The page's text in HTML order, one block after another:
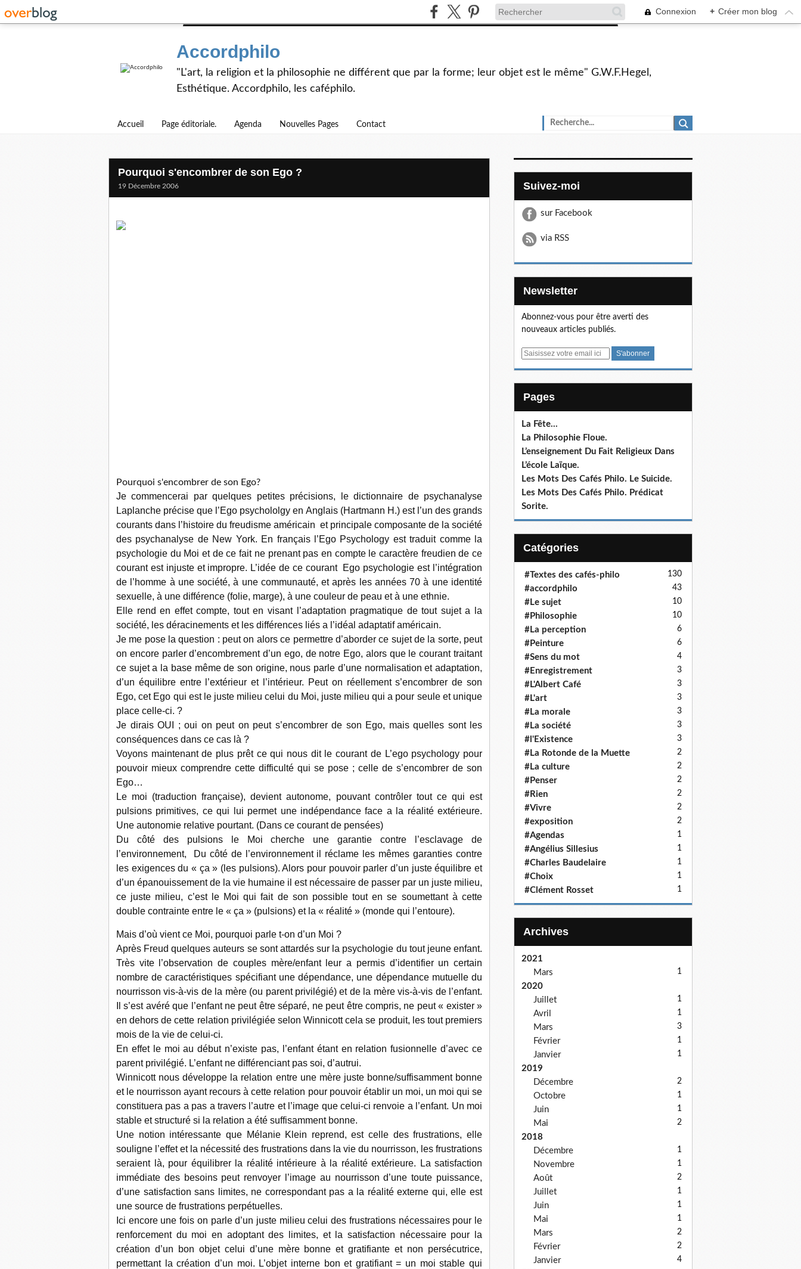
Connexion + Créer mon blog
Accordphilo
"L'art, la religion et la philosophie ne différent que par la forme; leur objet est le même" G.W.F.Hegel,
Esthétique. Accordphilo, les caféphilo.
Accueil Page éditoriale. Agenda Nouvelles Pages Contact
Pourquoi s'encombrer de son Ego ?
19 Décembre 2006
Pourquoi s'encombrer de son Ego?
Je commencerai par quelques petites précisions, le dictionnaire de psychanalyse
Laplanche précise que l’Ego psychololgy en Anglais (Hartmann H.) est l’un des grands
courants dans l’histoire du freudisme américain et principale composante de la société
des psychanalyse de New York. En français l’Ego Psychology est traduit comme la
psychologie du Moi et de ce fait ne prenant pas en compte le caractère freudien de ce
courant est injuste et impropre. L’idée de ce courant Ego psychologie est l’intégration
de l’homme à une société, à une communauté, et après les années 70 à une identité
sexuelle, à une différence (folie, marge), à une couleur de peau et à une ethnie.
Elle rend en effet compte, tout en visant l’adaptation pragmatique de tout sujet a la
société, les déracinements et les différences liés a l’idéal adaptatif américain.
Je me pose la question : peut on alors ce permettre d’aborder ce sujet de la sorte, peut
on encore parler d’encombrement d’un ego, de notre Ego, alors que le courant traitant
ce sujet a la base même de son origine, nous parle d’une normalisation et adaptation,
d’un équilibre entre l’extérieur et l’intérieur. Peut on réellement s’encombrer de son
Ego, cet Ego qui est le juste milieu celui du Moi, juste milieu qui a pour seule et unique
place celle-ci. ?
Je dirais OUI ; oui on peut on peut s’encombrer de son Ego, mais quelles sont les
conséquences dans ce cas là ?
Voyons maintenant de plus prêt ce qui nous dit le courant de L’ego psychology pour
pouvoir mieux comprendre cette difficulté qui se pose ; celle de s’encombrer de son
Ego…
Le moi (traduction française), devient autonome, pouvant contrôler tout ce qui est
pulsions primitives, ce qui lui permet une indépendance face a la réalité extérieure.
Une autonomie relative pourtant. (Dans ce courant de pensées)
Du côté des pulsions le Moi cherche une garantie contre l’esclavage de
l’environnement, Du côté de l’environnement il réclame les mêmes garanties contre
les exigences du « ça » (les pulsions). Alors pour pouvoir parler d’un juste équilibre et
d’un épanouissement de la vie humaine il est nécessaire de passer par un juste milieu,
ce juste milieu, c’est le Moi qui fait de son possible tout en se soumettant à cette
double contrainte entre le « ça » (pulsions) et la « réalité » (monde qui l’entoure).
Mais d’où vient ce Moi, pourquoi parle t-on d’un Moi ?
Après Freud quelques auteurs se sont attardés sur la psychologie du tout jeune enfant.
Très vite l’observation de couples mère/enfant leur a permis d’identifier un certain
nombre de caractéristiques spécifiant une dépendance, une dépendance mutuelle du
nourrisson vis-à-vis de la mère (ou parent privilégié) et de la mère vis-à-vis de l’enfant.
Il s’est avéré que l’enfant ne peut être séparé, ne peut être compris, ne peut « exister »
en dehors de cette relation privilégiée selon Winnicott cela se produit, les tout premiers
mois de la vie de celui-ci.
En effet le moi au début n’existe pas, l’enfant étant en relation fusionnelle d’avec ce
parent privilégié. L’enfant ne différenciant pas soi, d’autrui.
Winnicott nous développe la relation entre une mère juste bonne/suffisamment bonne
et le nourrisson ayant recours à cette relation pour pouvoir établir un moi, un moi qui se
constituera pas a pas a travers l’autre et l’image que celui-ci renvoie a l’enfant. Un moi
stable et structuré si la relation a été suffisamment bonne.
Une notion intéressante que Mélanie Klein reprend, est celle des frustrations, elle
souligne l’effet et la nécessité des frustrations dans la vie du nourrisson, les frustrations
seraient là, pour équilibrer la réalité intérieure à la réalité extérieure. La satisfaction
immédiate des besoins peut renvoyer l’image au nourrisson d’une toute puissance,
d’une satisfaction sans limites, ne correspondant pas a la réalité externe qui, elle est
une source de frustrations perpétuelles.
Ici encore une fois on parle d’un juste milieu celui des frustrations nécessaires pour le
renforcement du moi en adoptant des limites, et la satisfaction nécessaire pour la
création d’un bon objet celui d’une mère bonne et gratifiante et non persécutrice,
permettant la création d’un moi. L’objet interne bon et gratifiant = un moi stable qui
Suivez-moi
sur Facebook
via RSS
Newsletter
Abonnez-vous pour être averti des
nouveaux articles publiés.
E
Pages
La Fête…
La Philosophie Floue.
L’enseignement Du Fait Religieux Dans
L’école Laïque.
Les Mots Des Cafés Philo. Le Suicide.
Les Mots Des Cafés Philo. Prédicat
Sorite.
Catégories
#Textes des cafés-philo 130
#accordphilo 43
#Le sujet 10
#Philosophie 10
#La perception 6
#Peinture 6
#Sens du mot 4
#Enregistrement 3
#L'Albert Café 3
#L'art 3
#La morale 3
#La société 3
#l'Existence 3
#La Rotonde de la Muette 2
#La culture 2
#Penser 2
#Rien 2
#Vivre 2
#exposition 2
#Agendas 1
#Angélius Sillesius 1
#Charles Baudelaire 1
#Choix 1
#Clément Rosset 1
Archives
2021
Mars
1
2020
Juillet
1
Avril 1
Mars 3
Février 1
Janvier 1
2019
Décembre
2
Octobre 1
Juin 1
Mai 2
2018
Décembre
1
Novembre 1
Août 2
Juillet 1
Juin 1
Mai 1
Mars 2
Février 2
Janvier 4